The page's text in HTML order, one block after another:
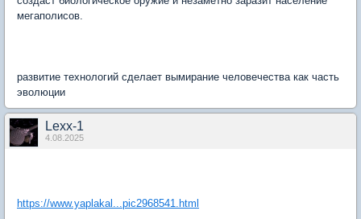
мегаполисов.
развитие технологий сделает вымирание человечества как часть
эволюции
Lexx-1
4.08.2025
https://www.yaplakal...pic2968541.html